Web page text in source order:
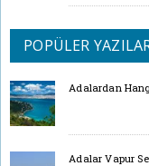
POPÜLER
Adalardan
Adalar Vapur